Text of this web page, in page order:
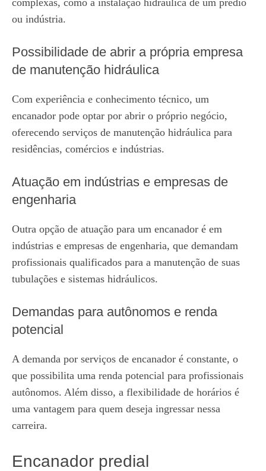
ou indústria.
Possibilidade de abrir a própria empresa
de manutenção hidráulica
Com experiência e conhecimento técnico, um
encanador pode optar por abrir o próprio negócio,
oferecendo serviços de manutenção hidráulica para
residências, comércios e indústrias.
Atuação em indústrias e empresas de
engenharia
Outra opção de atuação para um encanador é em
indústrias e empresas de engenharia, que demandam
profissionais qualificados para a manutenção de suas
tubulações e sistemas hidráulicos.
Demandas para autônomos e renda
potencial
A demanda por serviços de encanador é constante, o
que possibilita uma renda potencial para profissionais
autônomos. Além disso, a flexibilidade de horários é
uma vantagem para quem deseja ingressar nessa
carreira.
Encanador predial